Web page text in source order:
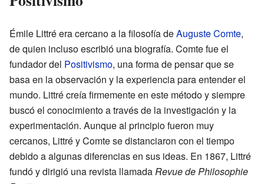
Émile Littré era cercano a la filosofía deAuguste Comte,
de quien incluso escribió una biografía. Comte fue el
fundador del Positivismo, una forma de pensar que se
basa en la observación y la experiencia para entender el
mundo. Littré creía firmemente en este método y siempre
buscó el conocimiento a través de la investigación y la
experimentación. Aunque al principio fueron muy
cercanos, Littré y Comte se distanciaron con el tiempo
debido a algunas diferencias en sus ideas. En 1867, Littré
fundó y dirigió una revista llamadaRevue de Philosophie